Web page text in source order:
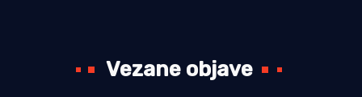
Vezane objave